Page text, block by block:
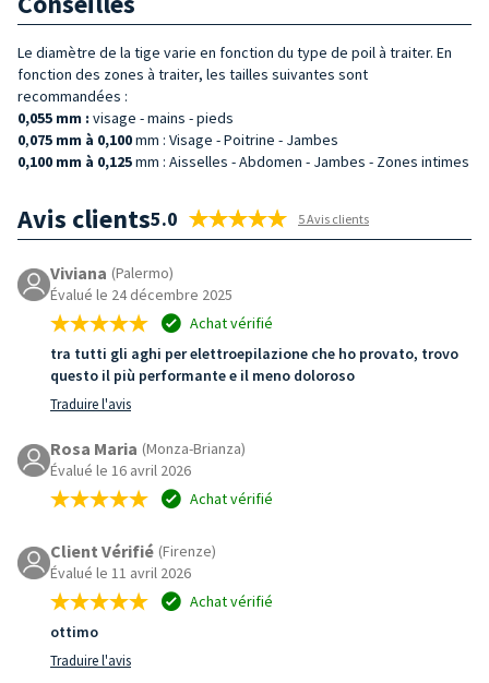
Le diamètre de la tige varie en fonction du type de poil à traiter. En
fonction des zones à traiter, les tailles suivantes sont
recommandées :
0,055 mm : visage - mains - pieds
0,075 mm à 0,100mm : Visage - Poitrine - Jambes
0,100 mm à 0,125mm : Aisselles - Abdomen - Jambes - Zones intimes
Avis clients5.0 5 Avis clients
Viviana (Palermo)
Évalué le 24 décembre 2025
Achat vérifié
tra tutti gli aghi per elettroepilazione che ho provato, trovo
questo il più performante e il meno doloroso
Traduire l'avis
Rosa Maria (Monza-Brianza)
Évalué le 16 avril 2026
Achat vérifié
Client Vérifié (Firenze)
Évalué le 11 avril 2026
Achat vérifié
ottimo
Traduire l'avis